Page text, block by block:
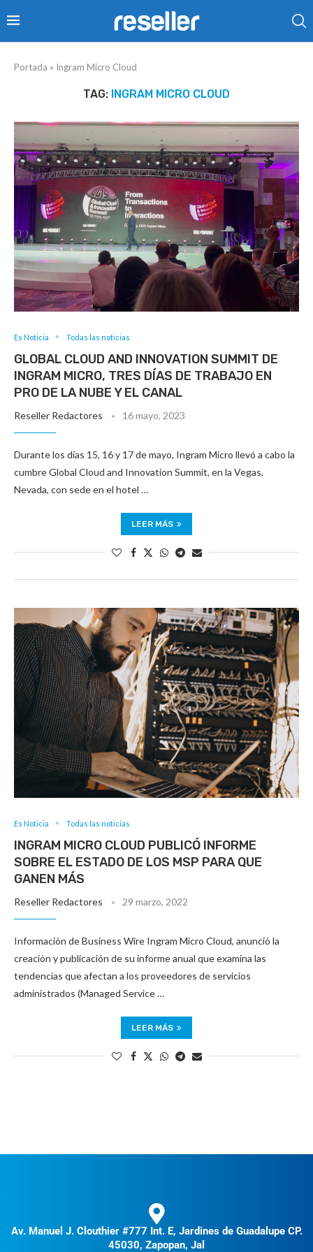
Portada » Ingram Micro Cloud
TAG: INGRAM MICRO CLOUD
Es Noticia Todas las noticias
GLOBAL CLOUD AND INNOVATION SUMMIT DE
INGRAM MICRO, TRES DÍAS DE TRABAJO EN
PRO DE LA NUBE Y EL CANAL
Reseller Redactores 16 mayo, 2023
Durante los días 15, 16 y 17 de mayo, Ingram Micro llevó a cabo la
cumbre Global Cloud and Innovation Summit, en la Vegas,
Nevada, con sede en el hotel …
LEER MÁS
Es Noticia Todas las noticias
INGRAM MICRO CLOUD PUBLICÓ INFORME
SOBRE EL ESTADO DE LOS MSP PARA QUE
GANEN MÁS
Reseller Redactores 29 marzo, 2022
Información de Business Wire Ingram Micro Cloud, anunció la
creación y publicación de su informe anual que examina las
tendencias que afectan a los proveedores de servicios
administrados (Managed Service …
LEER MÁS
Av. Manuel J. Clouthier #777 Int. E, Jardines de Guadalupe CP.
45030, Zapopan, Jal